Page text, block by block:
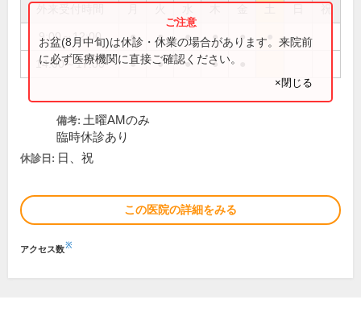
祝
9:00～12:00 ● ● ● ● ●
14:00～17:00 ● ● ● ●
お盆(8月中旬)は休診・休業の場合があります。来院前
に必ず医療機関に直接ご確認ください。
×閉じる
備考: 土曜AMのみ
臨時休診あり
休診日: 日、祝
この医院の詳細をみる
アクセス数※